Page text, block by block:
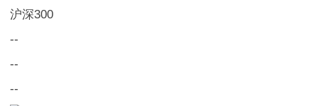
沪深300
--
--
--